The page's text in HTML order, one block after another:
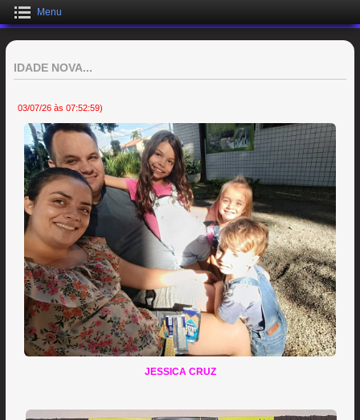
Menu
IDADE NOVA...
03/07/26 às 07:52:59)
JESSICA CRUZ